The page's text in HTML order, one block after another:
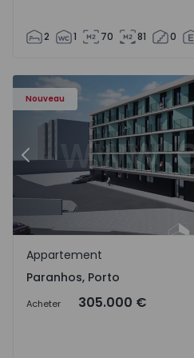
2 1 70 81 0
Nouveau
Appartement T1 Porto,
Précédent
Paranhos, Porto
Appartement
Paranhos, Porto
Acheter 305.000 €